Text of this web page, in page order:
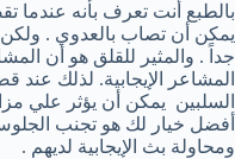
بالطبع أنت تعرف بأنه
يمكن أن تصاب بالعدوي .
جداً . والمثير للقلق هو أن
المشاعر الإيجابية. لذلك
السلبين يمكن أن يؤثر علي
أفضل خيار لك هو تجنب
ومحاولة بث الإيجابية لديهم .